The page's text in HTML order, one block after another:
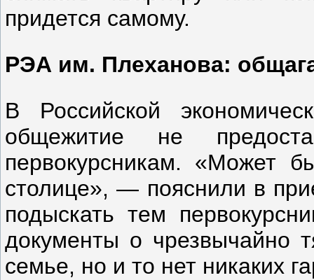
придется самому.
РЭА им. Плеханова:
В Российской
общежитие не
первокурсникам. «Может
столице», — пояснили в
подыскать тем
документы о чрезвычайно
семье, но и то нет никаких